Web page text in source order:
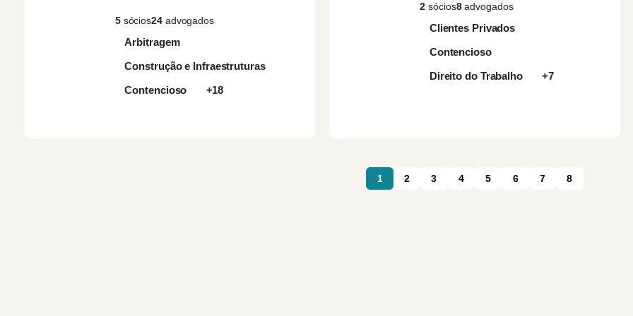
5sócios24advogados
Arbitragem
Construção e Infraestruturas
Contencioso
+18
2 sócios8advogados
Clientes Privados
Contencioso
Direito do Trabalho
+7
1 2 3 4 5 6 7 8